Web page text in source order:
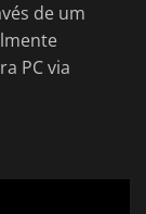
de um
PC via